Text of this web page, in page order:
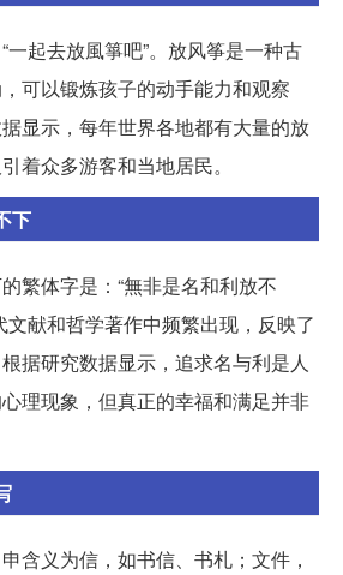
一起去放風箏吧”。放风筝是一种古
可以锻炼孩子的动手能力和观察
显示，每年世界各地都有大量的放
着众多游客和当地居民。
下
繁体字是：“無非是名和利放不
文献和哲学著作中频繁出现，反映了
据研究数据显示，追求名与利是人
理现象，但真正的幸福和满足并非
含义为信，如书信、书札；文件，